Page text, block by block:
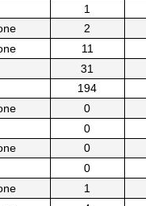
1
2
11
31
194
0
0
0
0
1